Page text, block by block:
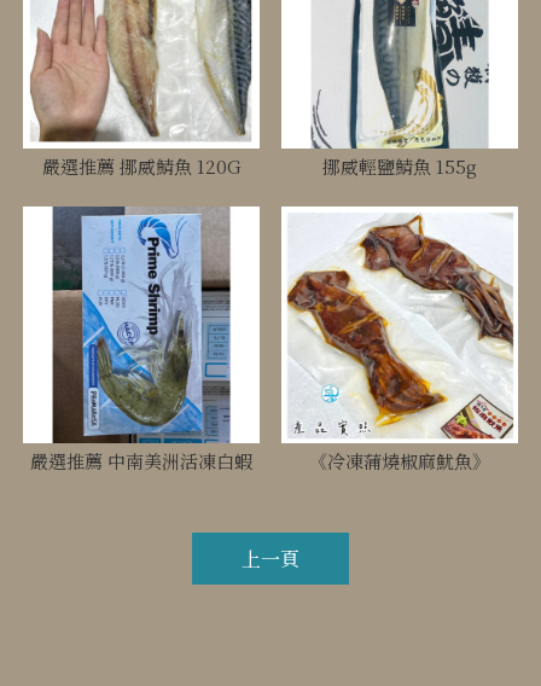
嚴選推薦 挪威鯖魚 120G 挪威輕鹽鯖魚 155g
嚴選推薦 中南美洲活凍白蝦 《冷凍蒲燒椒麻魷魚》
上一頁